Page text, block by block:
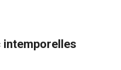
intemporelles